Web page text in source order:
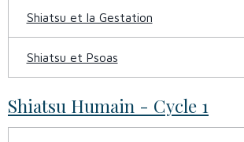
Shiatsu et la Gestation
Shiatsu et Psoas
Shiatsu Humain - Cycle 1